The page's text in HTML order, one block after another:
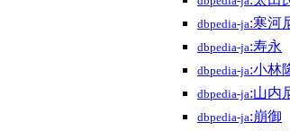
dbpedia-ja:寒河
dbpedia-ja:寿永
dbpedia-ja:小林
dbpedia-ja:山内
dbpedia-ja:崩御